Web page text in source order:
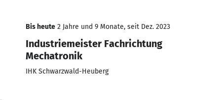
Bis heute 2 Jahre und 9 Monate, seit Dez. 2023
Industriemeister Fachrichtung
Mechatronik
IHK Schwarzwald-Heuberg